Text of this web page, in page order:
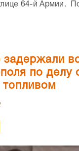
64-й Армии.
задержали
по делу